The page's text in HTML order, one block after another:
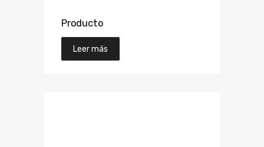
Producto
Leer más